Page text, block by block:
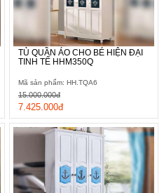
TỦ QUẦN ÁO CHO BÉ HIỆN ĐẠI
TINH TẾ HHM350Q
Mã sản phẩm: HH.TQA6
7.425.000đ
15.000.000đ